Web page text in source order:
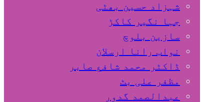
شہزاد حسین بھٹی
جہا نگیر کاکڑ
سازین بلوچ
نواب رانا ارسلان
ڈاکٹر محمد شافع صابر
مظفر علی بٹ
عبدالصمد گدور